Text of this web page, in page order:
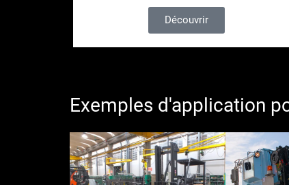
Découvrir
Exemples d'application